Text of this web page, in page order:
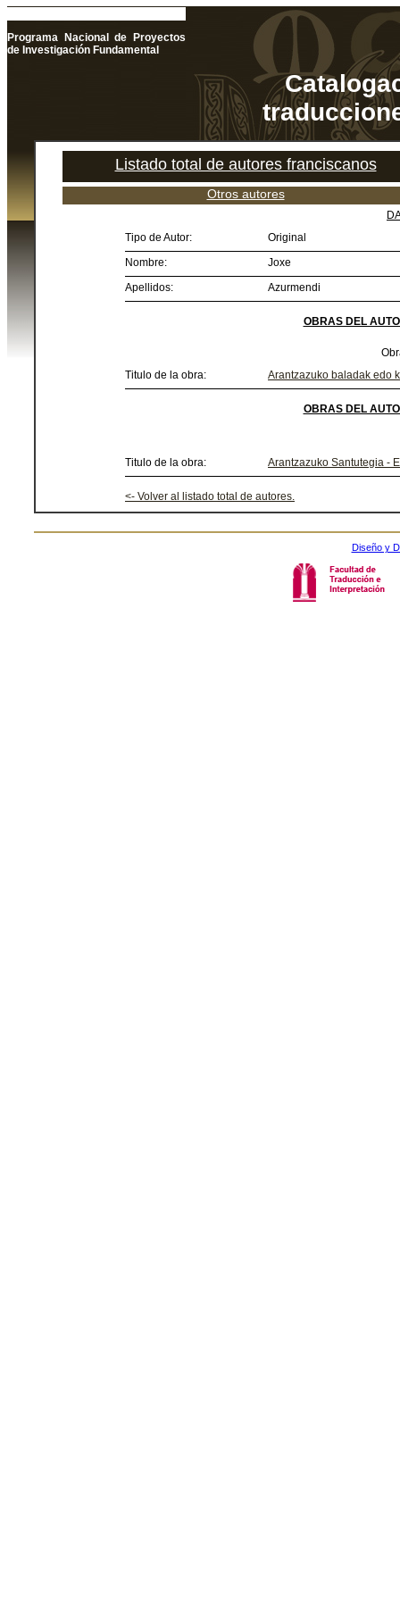
Programa Nacional de Proyectos
de Investigación Fundamental
Listado total de autores franciscanos
Otros autores
Tipo de Autor:
Original
Nombre:
Joxe
Apellidos:
Azurmendi
OBRAS DEL
Titulo de la obra:
Arantzazuko baladak edo
OBRAS DEL
Titulo de la obra: Arantzazuko Santutegia -
<- Volver al listado total de autores.
Diseño y